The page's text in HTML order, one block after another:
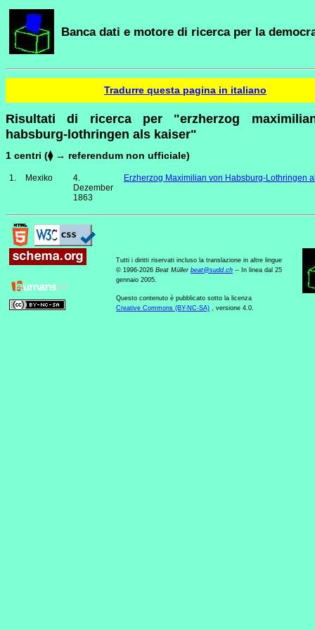
Banca dati e motore di ricerca per la
Tradurre questa pagina in italiano
Risultati di ricerca per "erzherzog
habsburg-lothringen als kaiser"
1 centri (⧫ → referendum non ufficiale)
1. Mexiko
4.
Dezember
1863
Erzherzog Maximilian von Habsburg-Lothringen
Tutti i diritti riservati incluso la translazione in altre lingue
© 1996-2026 Beat Müller beat@sudd.ch -- In linea dal 25
gennaio 2005.
Questo contenuto è pubblicato sotto la licenza
Creative Commons (BY-NC-SA) , versione 4.0.